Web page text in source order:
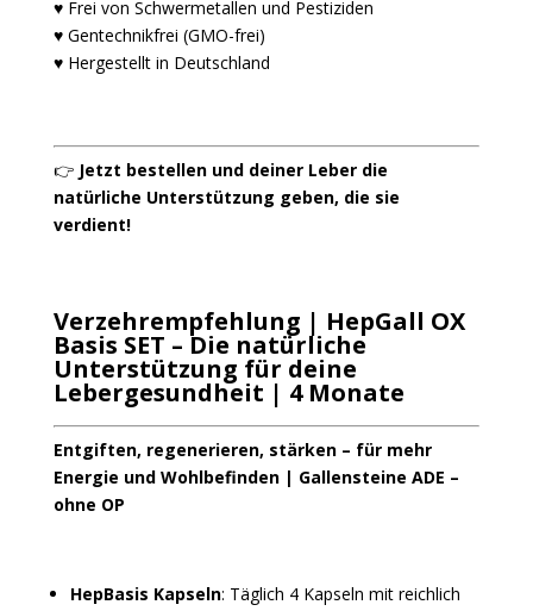
♥ Frei von Schwermetallen und Pestiziden
♥ Gentechnikfrei (GMO-frei)
♥ Hergestellt in Deutschland
👉 Jetzt bestellen und deiner Leber die
natürliche Unterstützung geben, die sie
verdient!
Verzehrempfehlung | HepGall OX
Basis SET – Die natürliche
Unterstützung für deine
Lebergesundheit | 4 Monate
Entgiften, regenerieren, stärken – für mehr
Energie und Wohlbefinden | Gallensteine ADE –
ohne OP
HepBasis Kapseln: Täglich 4 Kapseln mit reichlich